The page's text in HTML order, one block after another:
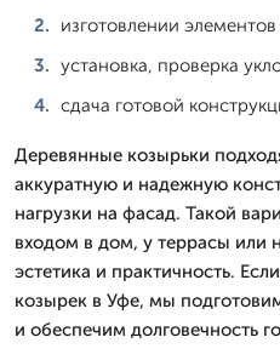
изготовлении
установка, проверка
сдача готовой
Деревянные козырьки
аккуратную и надежную
нагрузки на фасад. Такой
входом в дом, у террасы или
эстетика и практичность.
козырек в Уфе, мы
и обеспечим долговечность